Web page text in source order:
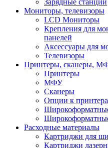
Зарядные станции
Мониторы, телевизоры
LCD Мониторы
Крепления для
панелей
Аксессуары для
Телевизоры
Принтеры, сканеры,
Принтеры
МФУ
Сканеры
Опции к
Расходные материалы
Картриджи для
Картриджи